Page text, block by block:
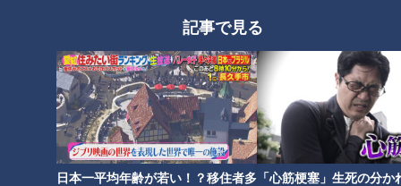
記事で見る
日本一平均年齢が若い！？移住者多「心筋梗塞」生死の分か
見た目は戸建て住宅ですが、塀には「元祖小倉トースト発祥
喫茶満つ葉」の看板が。この住宅の1階を借りて営業していま